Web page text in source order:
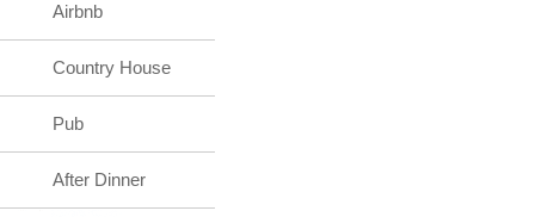
Airbnb
Country House
Pub
After Dinner